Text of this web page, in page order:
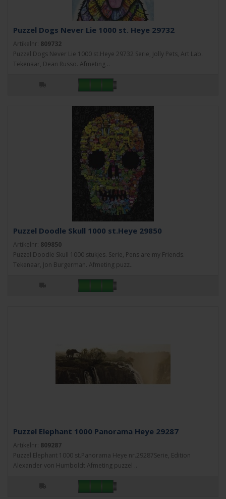
Puzzel Dogs Never Lie 1000 st. Heye 29732
Artikelnr: 809732
Puzzel Dogs Never Lie 1000 st.Heye 29732 Serie, Jolly Pets, Art Lab.
Tekenaar, Dean Russo. Afmeting ..
Puzzel Doodle Skull 1000 st.Heye 29850
Artikelnr: 809850
Puzzel Doodle Skull 1000 stukjes. Serie, Pens are my Friends.
Tekenaar, Jon Burgerman. Afmeting puzz..
Puzzel Elephant 1000 Panorama Heye 29287
Artikelnr: 809287
Puzzel Elephant 1000 st.Panorama Heye nr.29287Serie, Edition
Alexander von Humboldt.Afmeting puzzel ..